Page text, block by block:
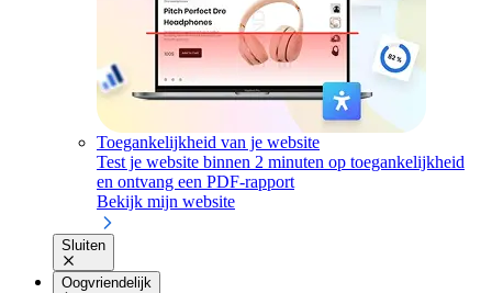
Toegankelijkheid van je website
Test je website binnen 2 minuten op toegankelijkheid
en ontvang een PDF-rapport
Bekijk mijn website
Sluiten
Oogvriendelijk